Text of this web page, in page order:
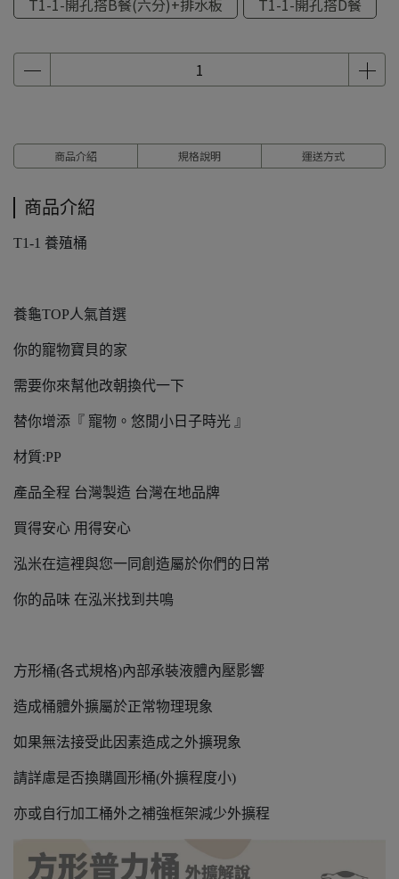
T1-1-開孔搭B餐(六分)+排水板
T1-1-開孔搭D餐
商品介紹 規格說明 運送方式
商品介紹
T1-1 養殖桶
養龜TOP人氣首選
你的寵物寶貝的家
需要你來幫他改朝換代一下
替你增添『 寵物。悠閒小日子時光 』
材質:PP
產品全程 台灣製造 台灣在地品牌
買得安心 用得安心
泓米在這裡與您一同創造屬於你們的日常
你的品味 在泓米找到共鳴
方形桶(各式規格)內部承裝液體內壓影響
造成桶體外擴屬於正常物理現象
如果無法接受此因素造成之外擴現象
請詳慮是否換購圓形桶(外擴程度小)
亦或自行加工桶外之補強框架減少外擴程